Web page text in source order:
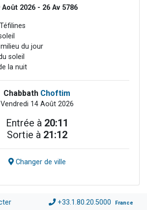
Août 2026 - 26 Av 5786
du jour
soleil
la nuit
Chabbath Choftim
Vendredi 14 Août 2026
Entrée à 20:11
Sortie à 21:12
Changer de ville
+33.1.80.20.5000 France